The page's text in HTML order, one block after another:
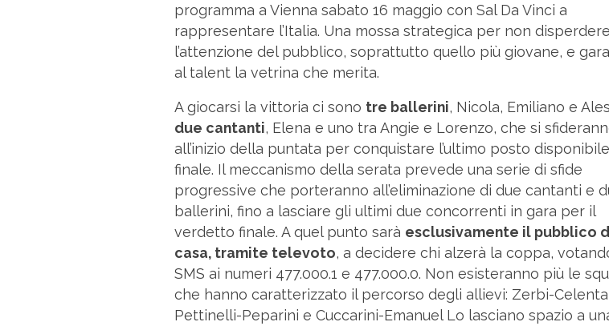
programma a Vienna sabato 16 maggio con Sal Da Vinci a
rappresentare l’Italia. Una mossa strategica per non disperdere
l’attenzione del pubblico, soprattutto quello più giovane, e
al talent la vetrina che merita.
A giocarsi la vittoria ci sono tre ballerini, Nicola, Emiliano e
due cantanti, Elena e uno tra Angie e Lorenzo, che si
all’inizio della puntata per conquistare l’ultimo posto
finale. Il meccanismo della serata prevede una serie di sfide
progressive che porteranno all’eliminazione di due cantanti e
ballerini, fino a lasciare gli ultimi due concorrenti in gara per il
verdetto finale. A quel punto sarà esclusivamente il pubblico
casa, tramite televoto, a decidere chi alzerà la coppa,
SMS ai numeri 477.000.1 e 477.000.0. Non esisteranno più le
che hanno caratterizzato il percorso degli allievi: Zerbi-
Pettinelli-Peparini e Cuccarini-Emanuel Lo lasciano spazio a